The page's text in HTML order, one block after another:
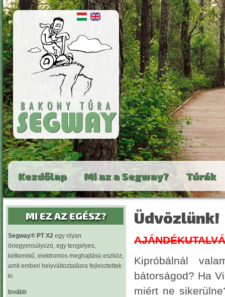
Ugrás a tartalomra
Kezdőlap Mi az a Segway? Túrák
MI EZ AZ EGÉSZ?
Segway® PT X2 egy olyan
önegyensúlyozó, egy tengelyes,
kétkerekű, elektromos meghajtású eszköz,
amit emberi helyváltoztatásra fejlesztettek
ki.
tovább
Üdvözlünk!
Kipróbálnál
bátorságod? Ha
miért ne